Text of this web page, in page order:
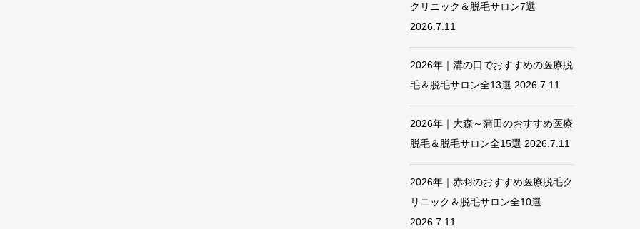
クリニック＆脱毛サロン7選
2026.7.11
2026年｜溝の口でおすすめの医療脱
毛＆脱毛サロン全13選 2026.7.11
2026年｜大森～蒲田のおすすめ医療
脱毛＆脱毛サロン全15選 2026.7.11
2026年｜赤羽のおすすめ医療脱毛ク
リニック＆脱毛サロン全10選
2026.7.11